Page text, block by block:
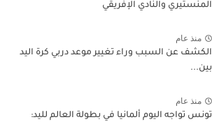
المنستيري والنادي الإفريقي
منذ عام
الكشف عن السبب وراء تغيير موعد دربي كرة اليد
بين...
منذ عام
تونس تواجه اليوم ألمانيا في بطولة العالم لليد: